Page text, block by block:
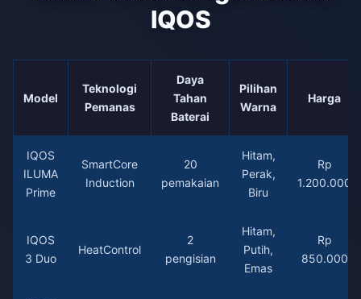
IQOS
Model
Teknologi
Pemanas
Daya
Tahan
Baterai
Pilihan
Warna
Harga
IQOS
ILUMA
Prime
SmartCore
Induction
20
pemakaian
Hitam,
Perak,
Biru
Rp
1.200.000
IQOS
3 Duo
HeatControl
2
pengisian
Hitam,
Putih,
Emas
Rp
850.000